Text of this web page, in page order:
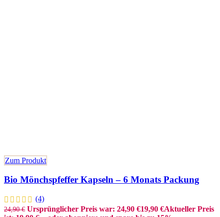
Zum Produkt
Bio Mönchspfeffer Kapseln – 6 Monats Packung
(4)
24,90€ Ursprünglicher Preis war: 24,90 €19,90 €Aktueller Preis